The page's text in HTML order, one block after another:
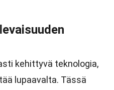
kehittyvä teknologia,
lupaavalta. Tässä